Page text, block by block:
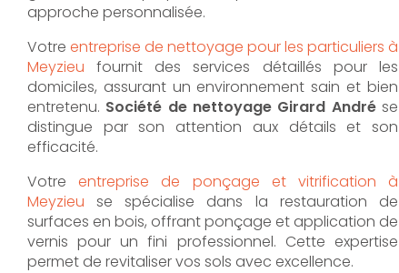
approche personnalisée.
Votre entreprise de nettoyage pour les particuliers à
Meyzieu fournit des services détaillés pour les
domiciles, assurant un environnement sain et bien
entretenu. Société de nettoyage Girard Andrése
distingue par son attention aux détails et son
efficacité.
Votreentreprise de ponçage et vitrification à
Meyzieu se spécialise dans la restauration de
surfaces en bois, offrant ponçage et application de
vernis pour un fini professionnel. Cette expertise
permet de revitaliser vos sols avec excellence.